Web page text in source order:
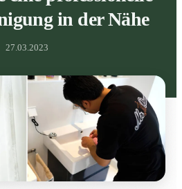
in der Nähe
27.03.2023